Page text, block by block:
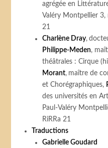
agrégée en
Valéry Montpellier 3,
21
Charlène Dray,
Philippe-Meden,
théâtrales : Cirque
Morant, maître de
et Chorégraphiques,
des universités en
Paul-Valéry
RiRRa 21
Traductions
Gabrielle Goudard